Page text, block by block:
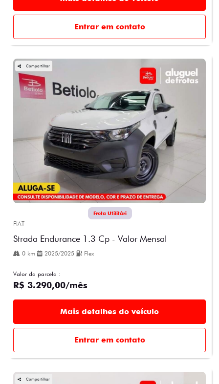
Entrar em contato
Compartilhar
Frota Utilitári
FIAT
Strada Endurance 1.3 Cp - Valor Mensal
0 km 2025/2025 Flex
Valor da parcela :
R$ 3.290,00/mês
Mais detalhes do veículo
Entrar em contato
Compartilhar